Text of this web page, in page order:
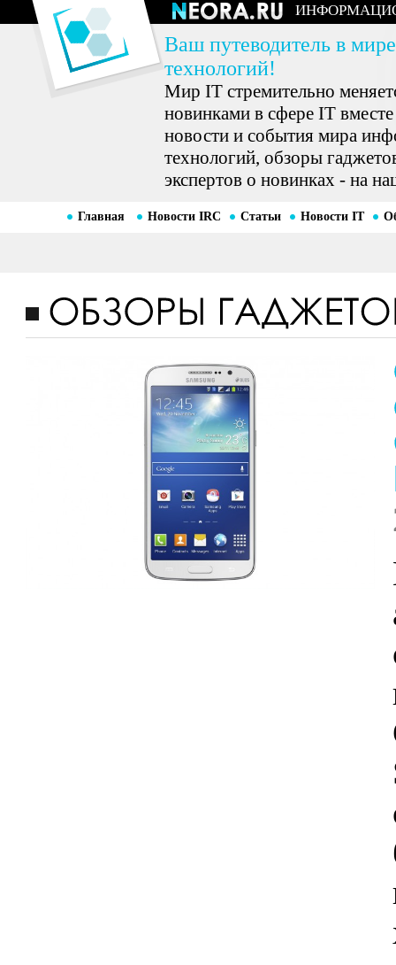
Ваш путеводитель в
технологий!
Мир IT стремительно
новинками в сфере IT
новости и события мира
технологий, обзоры
экспертов о новинках - на
Главная Новости IRC Статьи Новости IT